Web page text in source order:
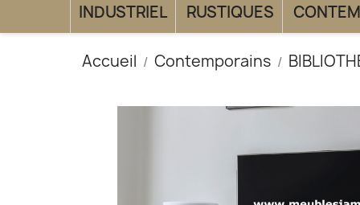
INDUSTRIEL RUSTIQUES
Accueil Contemporains